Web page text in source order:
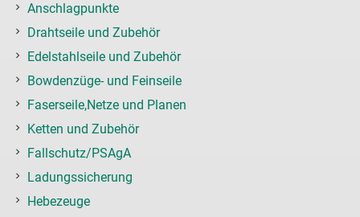
Anschlagpunkte
Drahtseile und Zubehör
Edelstahlseile und Zubehör
Bowdenzüge- und Feinseile
Faserseile,Netze und Planen
Ketten und Zubehör
Fallschutz/PSAgA
Ladungssicherung
Hebezeuge